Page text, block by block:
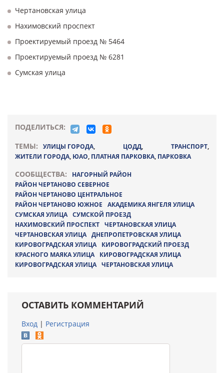
Чертановская улица
Нахимовский проспект
Проектируемый проезд № 5464
Проектируемый проезд № 6281
Сумская улица
ПОДЕЛИТЬСЯ:
ТЕМЫ:
УЛИЦЫ ГОРОДА, ЦОДД, ТРАНСПОРТ,
ЖИТЕЛИ ГОРОДА, ЮАО, ПЛАТНАЯ ПАРКОВКА, ПАРКОВКА
СООБЩЕСТВА:
НАГОРНЫЙ РАЙОН
РАЙОН ЧЕРТАНОВО СЕВЕРНОЕ
РАЙОН ЧЕРТАНОВО ЦЕНТРАЛЬНОЕ
РАЙОН ЧЕРТАНОВО ЮЖНОЕ
АКАДЕМИКА ЯНГЕЛЯ УЛИЦА
СУМСКАЯ УЛИЦА СУМСКОЙ ПРОЕЗД
НАХИМОВСКИЙ ПРОСПЕКТ ЧЕРТАНОВСКАЯ УЛИЦА
ЧЕРТАНОВСКАЯ УЛИЦА ДНЕПРОПЕТРОВСКАЯ УЛИЦА
КИРОВОГРАДСКАЯ УЛИЦА
КИРОВОГРАДСКИЙ ПРОЕЗД
КРАСНОГО МАЯКА УЛИЦА
КИРОВОГРАДСКАЯ УЛИЦА
КИРОВОГРАДСКАЯ УЛИЦА ЧЕРТАНОВСКАЯ УЛИЦА
ОСТАВИТЬ КОММЕНТАРИЙ
Вход | Регистрация